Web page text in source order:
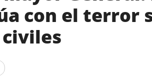
sobre la agencia
contacto
condiciones de
con el terror